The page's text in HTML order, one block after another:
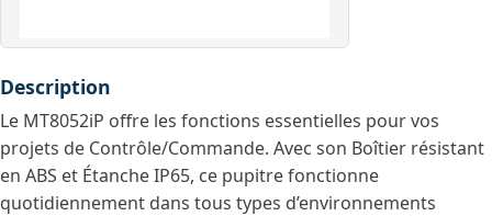
Description
Le MT8052iP offre les fonctions essentielles pour vos
projets de Contrôle/Commande. Avec son Boîtier résistant
en ABS et Étanche IP65, ce pupitre fonctionne
quotidiennement dans tous types d’environnements